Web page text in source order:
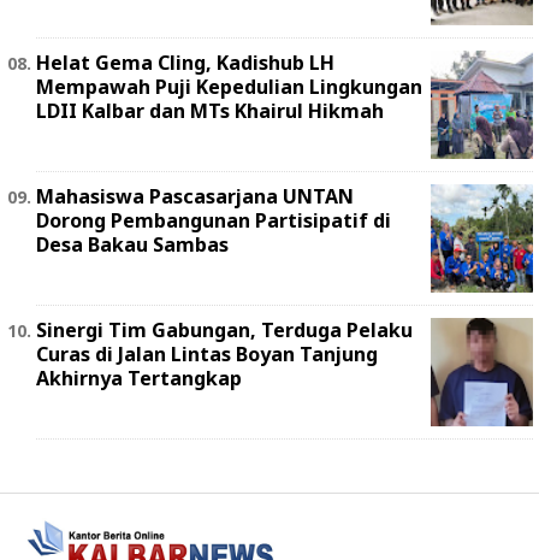
Helat Gema Cling, Kadishub LH
Mempawah Puji Kepedulian Lingkungan
LDII Kalbar dan MTs Khairul Hikmah
Mahasiswa Pascasarjana UNTAN
Dorong Pembangunan Partisipatif di
Desa Bakau Sambas
Sinergi Tim Gabungan, Terduga Pelaku
Curas di Jalan Lintas Boyan Tanjung
Akhirnya Tertangkap